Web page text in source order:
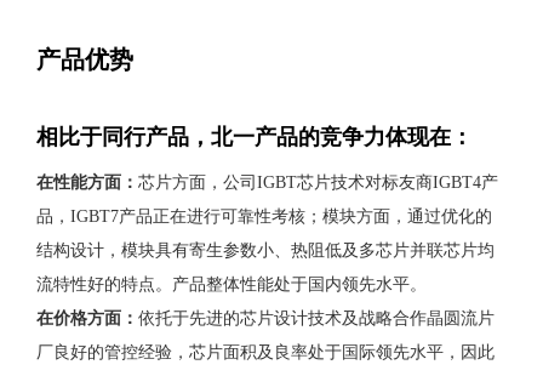
产品优势
相比于同行产品，北一产品的竞争力体现在：
在性能方面： 芯片方面，公司IGBT芯片技术对标友商IGBT4产
品，IGBT7产品正在进行可靠性考核；模块方面，通过优化的
结构设计，模块具有寄生参数小、热阻低及多芯片并联芯片均
流特性好的特点。产品整体性能处于国内领先水平。
在价格方面： 依托于先进的芯片设计技术及战略合作晶圆流片
厂良好的管控经验，芯片面积及良率处于国际领先水平，因此